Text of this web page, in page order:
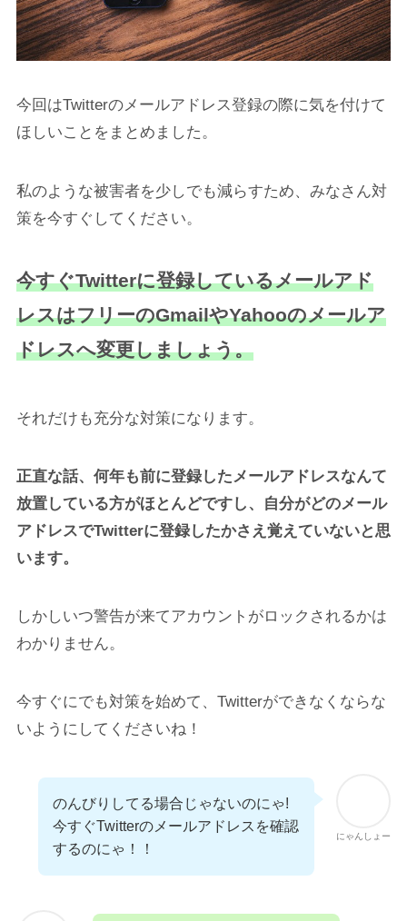
今回はTwitterのメールアドレス登録の際に気を付けて
ほしいことをまとめました。
私のような被害者を少しでも減らすため、みなさん対
策を今すぐしてください。
今すぐTwitterに登録しているメールアド
レスはフリーのGmailやYahooのメールア
ドレスへ変更しましょう。
それだけも充分な対策になります。
正直な話、何年も前に登録したメールアドレスなんて
放置している方がほとんどですし、自分がどのメール
アドレスでTwitterに登録したかさえ覚えていないと思
います。
しかしいつ警告が来てアカウントがロックされるかは
わかりません。
今すぐにでも対策を始めて、Twitterができなくならな
いようにしてくださいね！
にゃんしょー
のんびりしてる場合じゃないのにゃ!
今すぐTwitterのメールアドレスを確認
するのにゃ！！